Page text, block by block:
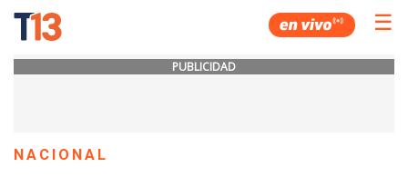
☰
PUBLICIDAD
NACIONAL